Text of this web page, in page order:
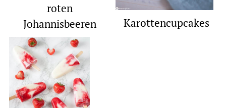
roten
Johannisbeeren
Karottencupcakes